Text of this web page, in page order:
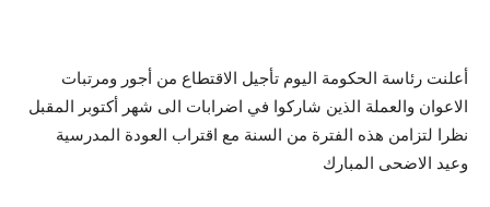
أعلنت رئاسة الحكومة اليوم تأجيل الاقتطاع من أجور ومرتبات
الاعوان والعملة الذين شاركوا في اضرابات الى شهر أكتوبر المقبل
نظرا لتزامن هذه الفترة من السنة مع اقتراب العودة المدرسية
وعيد الاضحى المبارك